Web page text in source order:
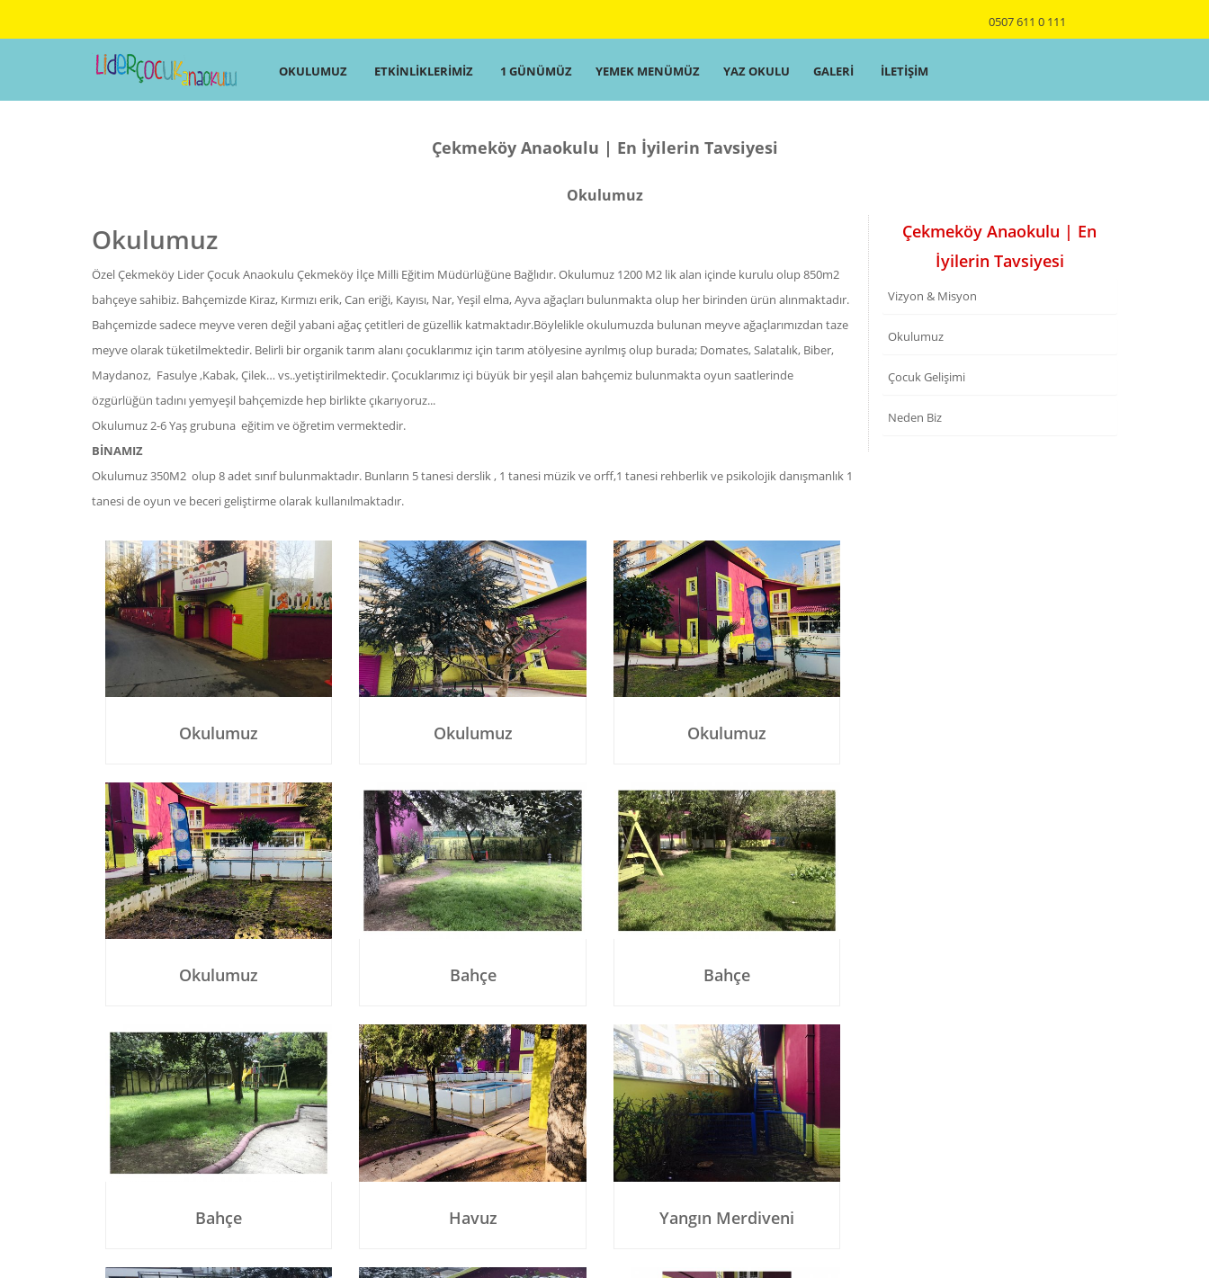
0507 611 0 111
OKULUMUZ ETKİNLİKLERİMİZ 1 GÜNÜMÜZ YEMEK MENÜMÜZ YAZ OKULU GALERİ İLETİŞİM
Çekmeköy Anaokulu | En İyilerin Tavsiyesi
Okulumuz
Okulumuz
Özel Çekmeköy Lider Çocuk Anaokulu Çekmeköy İlçe Milli Eğitim Müdürlüğüne Bağlıdır. Okulumuz 1200 M2 lik alan içinde kurulu olup 850m2
bahçeye sahibiz. Bahçemizde Kiraz, Kırmızı erik, Can eriği, Kayısı, Nar, Yeşil elma, Ayva ağaçları bulunmakta olup her birinden ürün alınmaktadır.
Bahçemizde sadece meyve veren değil yabani ağaç çetitleri de güzellik katmaktadır.Böylelikle okulumuzda bulunan meyve ağaçlarımızdan taze
meyve olarak tüketilmektedir. Belirli bir organik tarım alanı çocuklarımız için tarım atölyesine ayrılmış olup burada; Domates, Salatalık, Biber,
Maydanoz, Fasulye ,Kabak, Çilek… vs..yetiştirilmektedir. Çocuklarımız içi büyük bir yeşil alan bahçemiz bulunmakta oyun saatlerinde
özgürlüğün tadını yemyeşil bahçemizde hep birlikte çıkarıyoruz...
Okulumuz 2-6 Yaş grubuna eğitim ve öğretim vermektedir.
BİNAMIZ
Okulumuz 350M2 olup 8 adet sınıf bulunmaktadır. Bunların 5 tanesi derslik , 1 tanesi müzik ve orff,1 tanesi rehberlik ve psikolojik danışmanlık 1
tanesi de oyun ve beceri geliştirme olarak kullanılmaktadır.
Okulumuz Okulumuz Okulumuz
Okulumuz Bahçe Bahçe
Bahçe Havuz Yangın Merdiveni
Çekmeköy Anaokulu | En
İyilerin Tavsiyesi
Vizyon & Misyon
Okulumuz
Çocuk Gelişimi
Neden Biz